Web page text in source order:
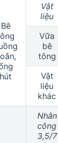
Bê
hút
Vật
liệu
Vữa
bê
tông
Vật
liệu
khác
Nhân
công
3,5/7